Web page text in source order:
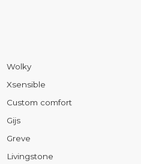
Wolky
Xsensible
Custom comfort
Gijs
Greve
Livingstone